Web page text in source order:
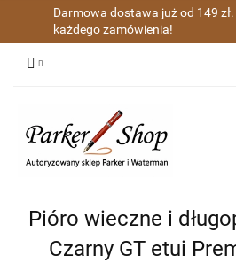
Darmowa dostawa już od 149
każdego zamówienia!
Pióro wieczne i
Czarny GT etui